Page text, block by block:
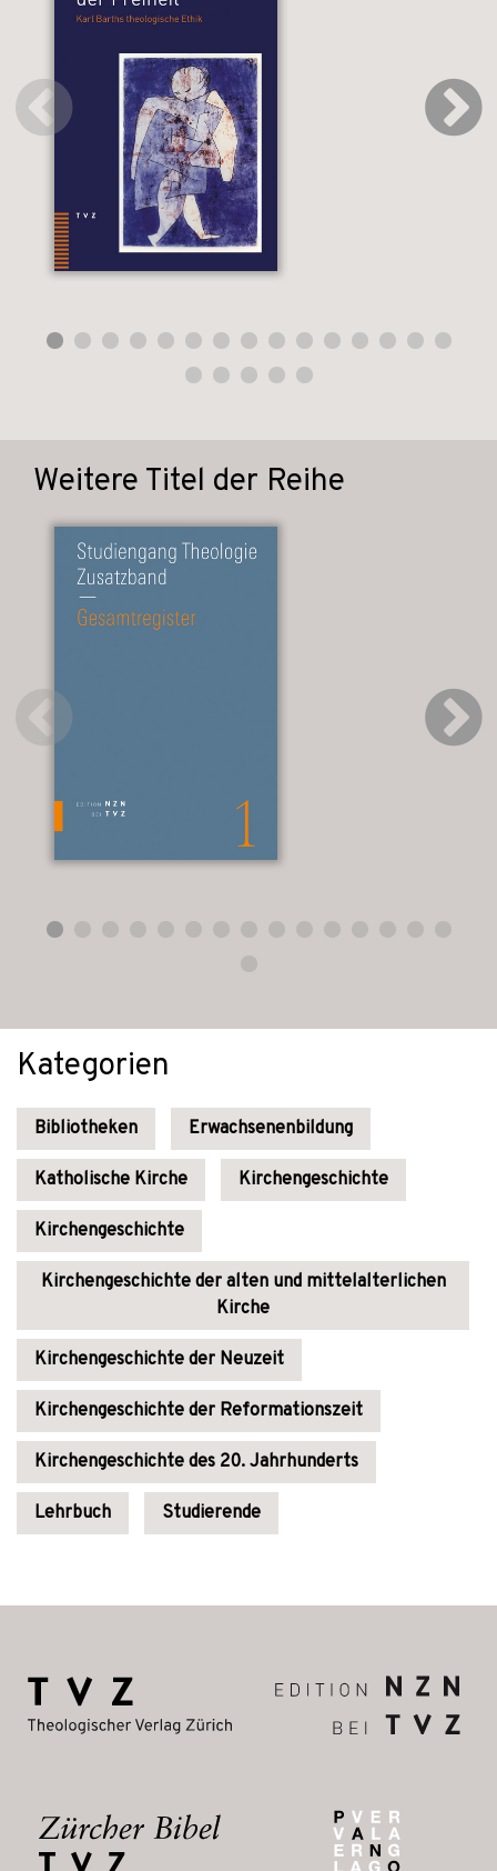
Weitere Titel der Reihe
Kategorien
Bibliotheken Erwachsenenbildung
Katholische Kirche Kirchengeschichte
Kirchengeschichte
Kirchengeschichte der alten und mittelalterlichen
Kirche
Kirchengeschichte der Neuzeit
Kirchengeschichte der Reformationszeit
Kirchengeschichte des 20. Jahrhunderts
Lehrbuch Studierende